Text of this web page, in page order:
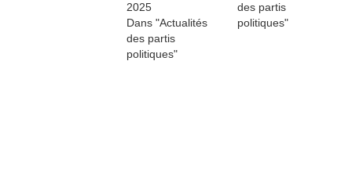
2025
Dans "Actualités
des partis
politiques"
des partis
politiques"